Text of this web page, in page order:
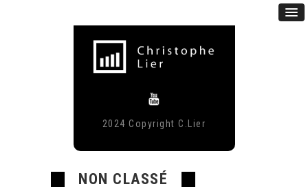
2024 Copyright C.Lier
NON CLASSÉ